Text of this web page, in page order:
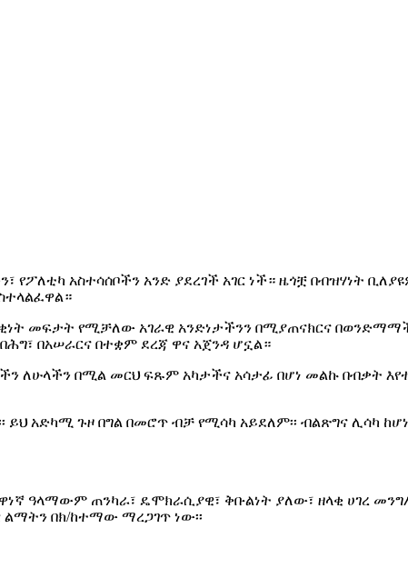
የፖለቲካ አስተሳሰቦችን አንድ ያደረገች አገር ነች። ዜጎቿ በብዝሃነት
መፍታት የሚቻለው አገራዊ አንድነታችንን በሚያጠናክርና
በአሠራርና በተቋም ደረጃ ዋና አጀንዳ ሆኗል።
ለሁላችን በሚል መርህ ፍጹም አካታችና አሳታፊ በሆነ መልኩ በብቃት
አድካሚ ጉዞ በግል በመሮጥ ብቻ የሚሳካ አይደለም፡፡ ብልጽግና ሊሳካ ከሆነ
ዓላማውም ጠንካራ፣ ዴሞክራሲያዊ፣ ቅቡልነት ያለው፣ ዘላቂ ሀገረ
በክ/ከተማው ማረጋገጥ ነው፡፡